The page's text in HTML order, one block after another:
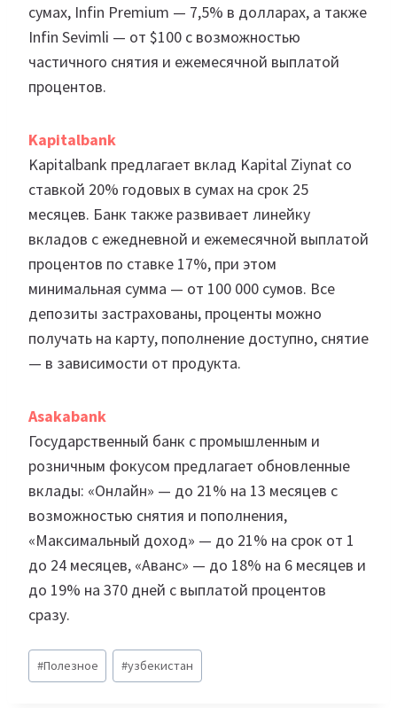
сумах, Infin Premium — 7,5% в долларах, а также
Infin Sevimli — от $100 с возможностью
частичного снятия и ежемесячной выплатой
процентов.
Kapitalbank
Kapitalbank предлагает вклад Kapital Ziynat со
ставкой 20% годовых в сумах на срок 25
месяцев. Банк также развивает линейку
вкладов с ежедневной и ежемесячной выплатой
процентов по ставке 17%, при этом
минимальная сумма — от 100 000 сумов. Все
депозиты застрахованы, проценты можно
получать на карту, пополнение доступно, снятие
— в зависимости от продукта.
Asakabank
Государственный банк с промышленным и
розничным фокусом предлагает обновленные
вклады: «Онлайн» — до 21% на 13 месяцев с
возможностью снятия и пополнения,
«Максимальный доход» — до 21% на срок от 1
до 24 месяцев, «Аванс» — до 18% на 6 месяцев и
до 19% на 370 дней с выплатой процентов
сразу.
Метки
записи:
#Полезное #узбекистан